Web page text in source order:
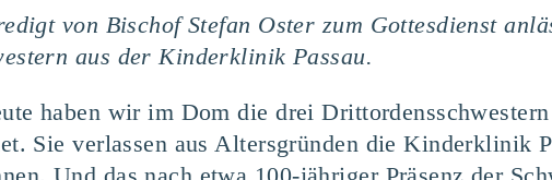
von Bischof Stefan Oster zum Gottesdienst
aus der Kinderklinik Passau.
haben wir im Dom die drei
Sie verlassen aus Altersgründen die Kinderklinik